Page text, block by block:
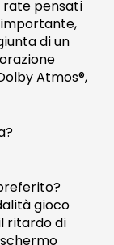
rate pensati
di un
Atmos®,
gioco
ritardo di